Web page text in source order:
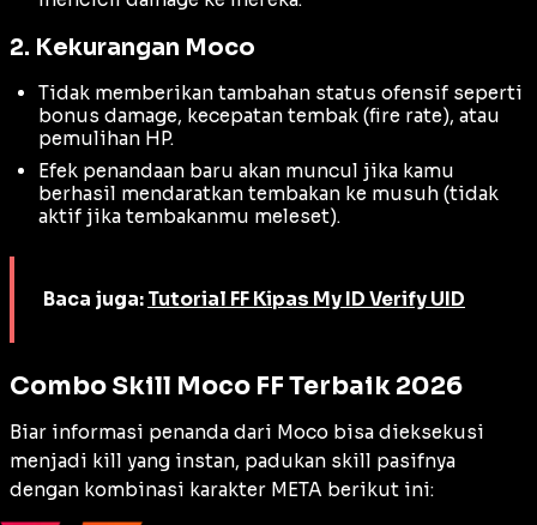
2. Kekurangan Moco
Tidak memberikan tambahan status ofensif seperti
bonus damage, kecepatan tembak (fire rate), atau
pemulihan HP.
Efek penandaan baru akan muncul jika kamu
berhasil mendaratkan tembakan ke musuh (tidak
aktif jika tembakanmu meleset).
Baca juga: Tutorial FF Kipas My ID Verify UID
Combo Skill Moco FF Terbaik 2026
Biar informasi penanda dari Moco bisa dieksekusi
menjadi kill yang instan, padukan skill pasifnya
dengan kombinasi karakter META berikut ini: